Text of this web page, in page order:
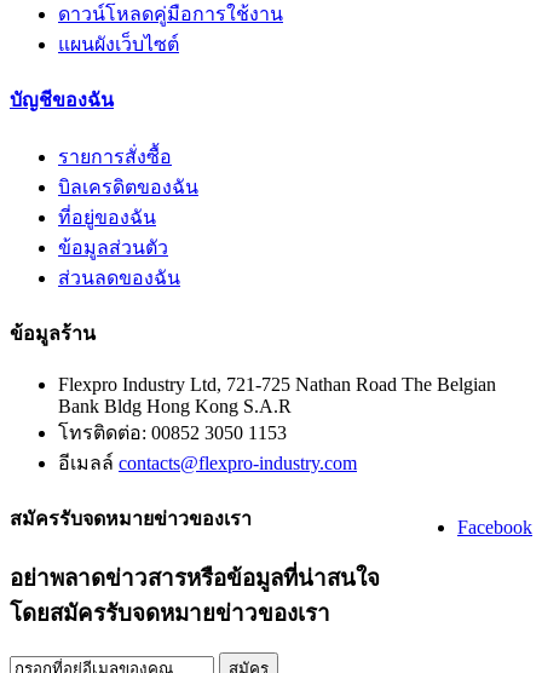
ดาวน์โหลดคู่มือการใช้งาน
แผนผังเว็บไซต์
บัญชีของฉัน
รายการสั่งซื้อ
บิลเครดิตของฉัน
ที่อยู่ของฉัน
ข้อมูลส่วนตัว
ส่วนลดของฉัน
ข้อมูลร้าน
Flexpro Industry Ltd, 721-725 Nathan Road The Belgian
Bank Bldg Hong Kong S.A.R
โทรติดต่อ: 00852 3050 1153
อีเมลล์ contacts@flexpro-industry.com
Facebook
สมัครรับจดหมายข่าวของเรา
อย่าพลาดข่าวสารหรือข้อมูลที่น่าสนใจ
โดยสมัครรับจดหมายข่าวของเรา
สมัคร